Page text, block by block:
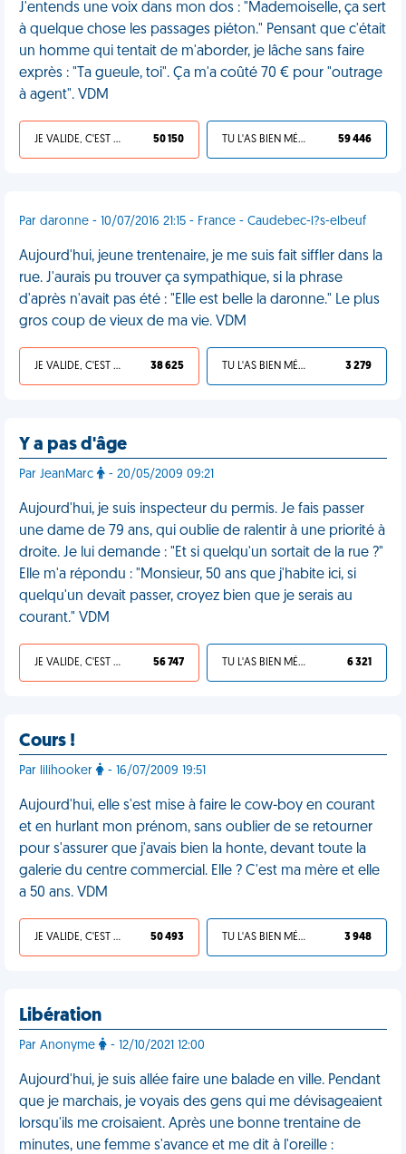
J'entends une voix dans mon dos : "Mademoiselle, ça sert
à quelque chose les passages piéton." Pensant que c'était
un homme qui tentait de m'aborder, je lâche sans faire
exprès : "Ta gueule, toi". Ça m'a coûté 70 € pour "outrage
à agent". VDM
JE VALIDE, C'EST UNE VDM 50 150 TU L'AS BIEN MÉRITÉ 59 446
Par daronne - 10/07/2016 21:15 - France - Caudebec-l?s-elbeuf
Aujourd'hui, jeune trentenaire, je me suis fait siffler dans la
rue. J'aurais pu trouver ça sympathique, si la phrase
d'après n'avait pas été : "Elle est belle la daronne." Le plus
gros coup de vieux de ma vie. VDM
JE VALIDE, C'EST UNE VDM 38 625 TU L'AS BIEN MÉRITÉ 3 279
Y a pas d'âge
Par JeanMarc - 20/05/2009 09:21
Aujourd'hui, je suis inspecteur du permis. Je fais passer
une dame de 79 ans, qui oublie de ralentir à une priorité à
droite. Je lui demande : "Et si quelqu'un sortait de la rue ?"
Elle m'a répondu : "Monsieur, 50 ans que j'habite ici, si
quelqu'un devait passer, croyez bien que je serais au
courant." VDM
JE VALIDE, C'EST UNE VDM 56 747 TU L'AS BIEN MÉRITÉ 6 321
Cours !
Par lilihooker - 16/07/2009 19:51
Aujourd'hui, elle s'est mise à faire le cow-boy en courant
et en hurlant mon prénom, sans oublier de se retourner
pour s'assurer que j'avais bien la honte, devant toute la
galerie du centre commercial. Elle ? C'est ma mère et elle
a 50 ans. VDM
JE VALIDE, C'EST UNE VDM 50 493 TU L'AS BIEN MÉRITÉ 3 948
Libération
Par Anonyme - 12/10/2021 12:00
Aujourd'hui, je suis allée faire une balade en ville. Pendant
que je marchais, je voyais des gens qui me dévisageaient
lorsqu'ils me croisaient. Après une bonne trentaine de
minutes, une femme s'avance et me dit à l'oreille :